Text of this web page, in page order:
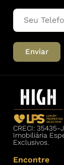
Enviar
CRECI: 35435-J.
Imobiliária
Exclusivos.
Encontre